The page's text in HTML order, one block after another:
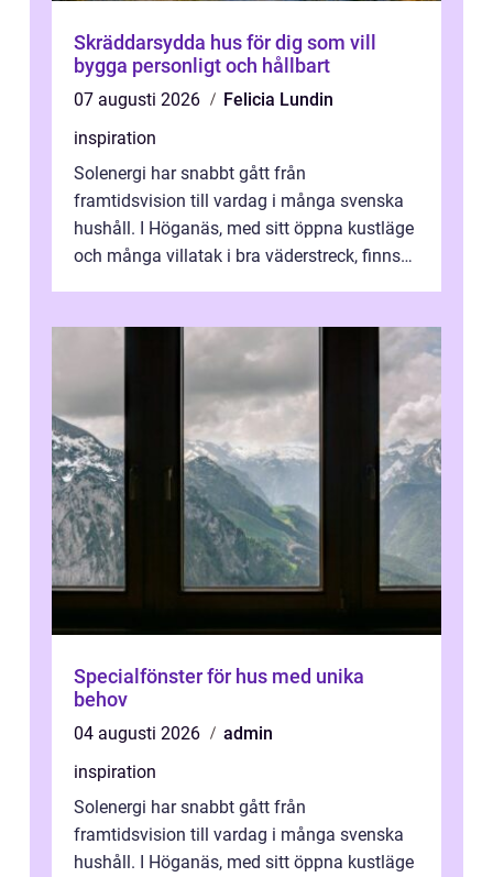
Skräddarsydda hus för dig som vill
bygga personligt och hållbart
07 augusti 2026
Felicia Lundin
inspiration
Solenergi har snabbt gått från
framtidsvision till vardag i många svenska
hushåll. I Höganäs, med sitt öppna kustläge
och många villatak i bra väderstreck, finns
Specialfönster för hus med unika
behov
04 augusti 2026
admin
inspiration
Solenergi har snabbt gått från
framtidsvision till vardag i många svenska
hushåll. I Höganäs, med sitt öppna kustläge